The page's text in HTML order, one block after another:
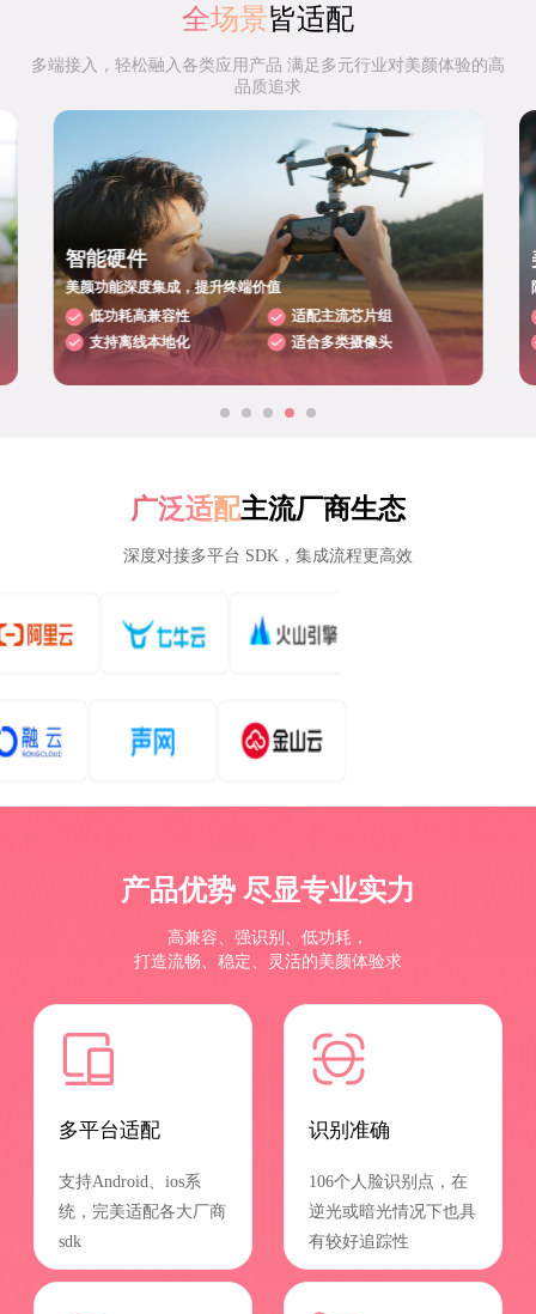
全场景皆适配
多端接入，轻松融入各类应用产品 满足多元行业对美颜体验的高
品质追求
智能硬件
美颜功能深度集成，提升终端价值
低功耗高兼容性
适配主流芯片组
支持离线本地化
适合多类摄像头
广泛适配主流厂商生态
深度对接多平台 SDK，集成流程更高效
产品优势 尽显专业实力
高兼容、强识别、低功耗，
打造流畅、稳定、灵活的美颜体验求
多平台适配
支持Android、ios系
统，完美适配各大厂商
sdk
识别准确
106个人脸识别点，在
逆光或暗光情况下也具
有较好追踪性